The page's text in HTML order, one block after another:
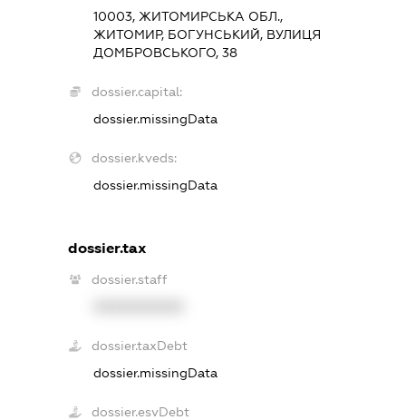
10003, ЖИТОМИРСЬКА ОБЛ.,
ЖИТОМИР, БОГУНСЬКИЙ, ВУЛИЦЯ
ДОМБРОВСЬКОГО, 38
dossier.capital:
dossier.missingData
dossier.kveds:
dossier.missingData
dossier.tax
dossier.staff
dossier.taxDebt
dossier.missingData
dossier.esvDebt